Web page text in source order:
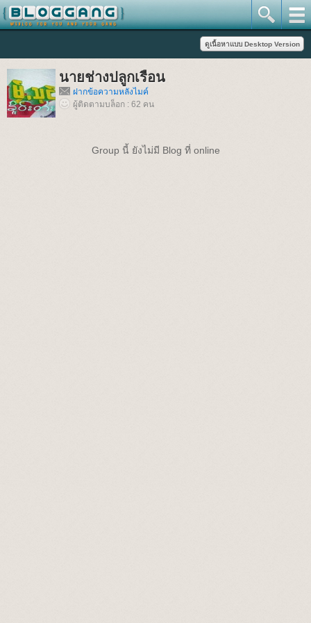
นายช่างปลูกเรือน
ฝากข้อความหลังไมค์
ผู้ติดตามบล็อก : 62 คน
Group นี้ ยังไม่มี Blog ที่ online